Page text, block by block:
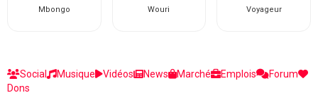
Mbongo
Wouri
Voyageur
Social Musique Vidéos News Marché Emplois
Forum
Dons